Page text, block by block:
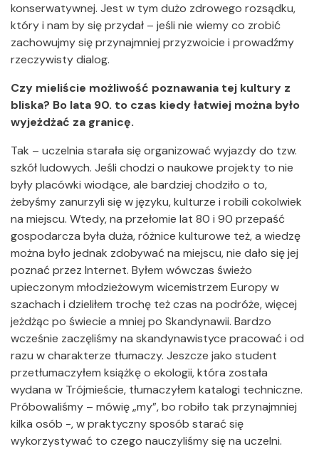
konserwatywnej. Jest w tym dużo zdrowego rozsądku,
który i nam by się przydał – jeśli nie wiemy co zrobić
zachowujmy się przynajmniej przyzwoicie i prowadźmy
rzeczywisty dialog.
Czy mieliście możliwość poznawania tej kultury z
bliska? Bo lata 90. to czas kiedy łatwiej można było
wyjeżdżać za granicę.
Tak – uczelnia starała się organizować wyjazdy do tzw.
szkół ludowych. Jeśli chodzi o naukowe projekty to nie
były placówki wiodące, ale bardziej chodziło o to,
żebyśmy zanurzyli się w języku, kulturze i robili cokolwiek
na miejscu. Wtedy, na przełomie lat 80 i 90 przepaść
gospodarcza była duża, różnice kulturowe też, a wiedzę
można było jednak zdobywać na miejscu, nie dało się jej
poznać przez Internet. Byłem wówczas świeżo
upieczonym młodzieżowym wicemistrzem Europy w
szachach i dzieliłem trochę też czas na podróże, więcej
jeżdżąc po świecie a mniej po Skandynawii. Bardzo
wcześnie zaczęliśmy na skandynawistyce pracować i od
razu w charakterze tłumaczy. Jeszcze jako student
przetłumaczyłem książkę o ekologii, która została
wydana w Trójmieście, tłumaczyłem katalogi techniczne.
Próbowaliśmy – mówię „my”, bo robiło tak przynajmniej
kilka osób -, w praktyczny sposób starać się
wykorzystywać to czego nauczyliśmy się na uczelni.